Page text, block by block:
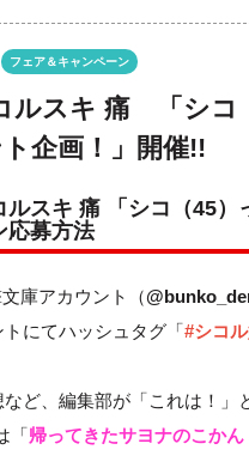
フェア＆キャンペーン
ルスキ 痛 「シコ
企画！」開催!!
ルスキ 痛 「シコ（45
応募方法
文庫アカウント（
トにてハッシュタグ「#シコ
など、編集部が「これは！
「帰ってきたサヨナのこかん